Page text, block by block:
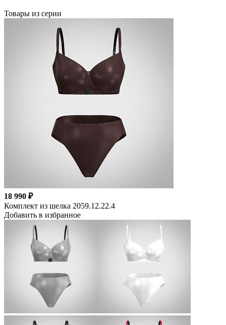
Товары из серии
18 990 ₽
Комплект из шелка 2059.12.22.4
Добавить в избранное